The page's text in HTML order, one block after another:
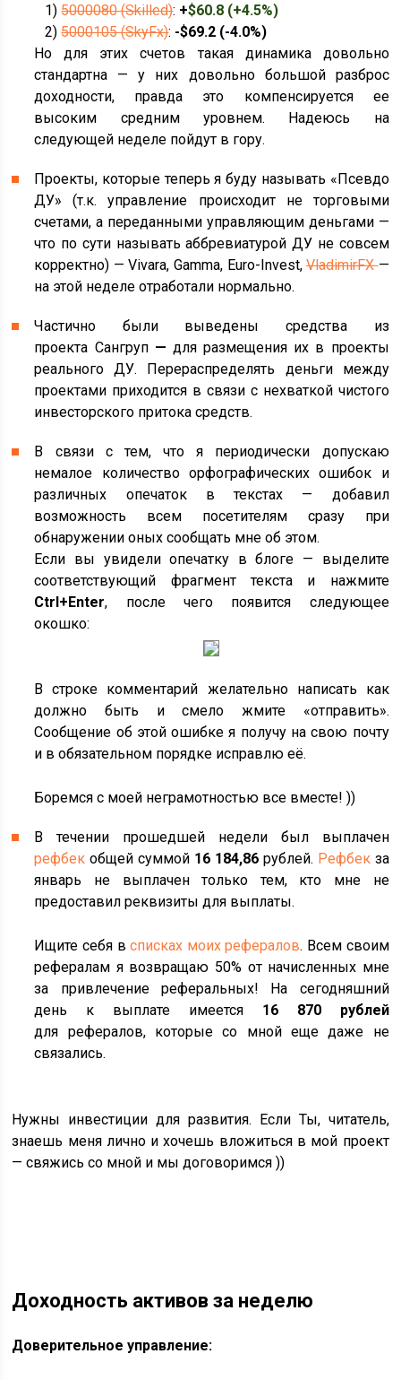
1)5000080 (Skilled): +$60.8 (+4.5%)
2) 5000105 (SkyFx): -$69.2 (-4.0%)
Но для этих счетов такая динамика довольно
стандартна — у них довольно большой разброс
доходности, правда это компенсируется ее
высоким средним уровнем. Надеюсь на
следующей неделе пойдут в гору.
Проекты, которые теперь я буду называть «Псевдо
ДУ» (т.к. управление происходит не торговыми
счетами, а переданными управляющим деньгами —
что по сути называть аббревиатурой ДУ не совсем
корректно) — Vivara, Gamma, Euro-Invest,VladimirFX—
на этой неделе отработали нормально.
Частично были выведены средства из
проекта Сангруп — для размещения их в проекты
реального ДУ. Перераспределять деньги между
проектами приходится в связи с нехваткой чистого
инвесторского притока средств.
В связи с тем, что я периодически допускаю
немалое количество орфографических ошибок и
различных опечаток в текстах — добавил
возможность всем посетителям сразу при
обнаружении оных сообщать мне об этом.
Если вы увидели опечатку в блоге — выделите
соответствующий фрагмент текста и нажмите
Ctrl+Enter, после чего появится следующее
окошко:
В строке комментарий желательно написать как
должно быть и смело жмите «отправить».
Сообщение об этой ошибке я получу на свою почту
и в обязательном порядке исправлю её.
Боремся с моей неграмотностью все вместе! ))
В течении прошедшей недели был выплачен
рефбек общей суммой 16 184,86рублей. Рефбекза
январь не выплачен только тем, кто мне не
предоставил реквизиты для выплаты.
Ищите себя всписках моих рефералов. Всем своим
рефералам я возвращаю 50% от начисленных мне
за привлечение реферальных! На сегодняшний
день к выплате имеется 16 870 рублей
для рефералов, которые со мной еще даже не
связались.
Нужны инвестиции для развития. Если Ты, читатель,
знаешь меня лично и хочешь вложиться в мой проект
— свяжись со мной и мы договоримся ))
Доходность активов за неделю
Доверительное управление: